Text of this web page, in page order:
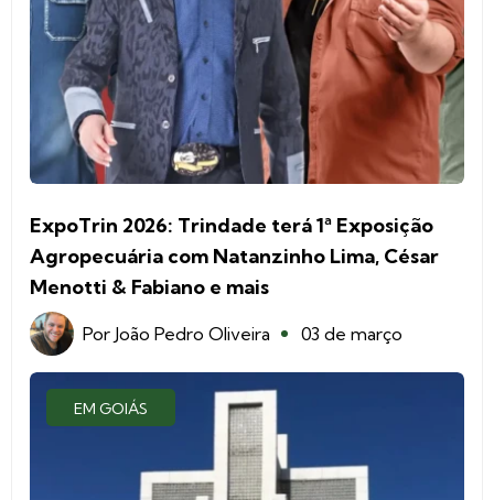
ExpoTrin 2026: Trindade terá 1ª Exposição
Agropecuária com Natanzinho Lima, César
Menotti & Fabiano e mais
Por João Pedro Oliveira 03 de março
EM GOIÁS